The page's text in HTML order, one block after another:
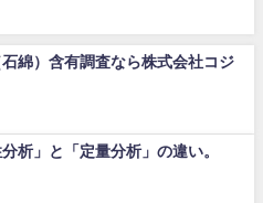
綿）含有調査なら株式会社コジ
析」と「定量分析」の違い。